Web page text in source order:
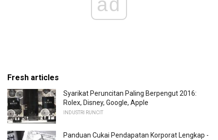
Fresh articles
Syarikat Peruncitan Paling Berpengut 2016:
Rolex, Disney, Google, Apple
INDUSTRI RUNCIT
Panduan Cukai Pendapatan Korporat Lengkap -